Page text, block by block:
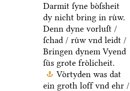
Darmit ſyne boͤſsheit
dy nicht bring in ruͤw.
Denn dyne vorluſt /
ſchad / ruͤw vnd leidt /
Bringen dynem Vyend
ſuͤs grote froͤlicheit.
Voͤrtyden was dat
ein groth loff vnd ehr /